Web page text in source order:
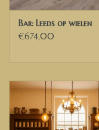
Bar: Leeds op wielen
€674,00